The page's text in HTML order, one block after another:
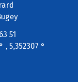
51
, 5,352307 °